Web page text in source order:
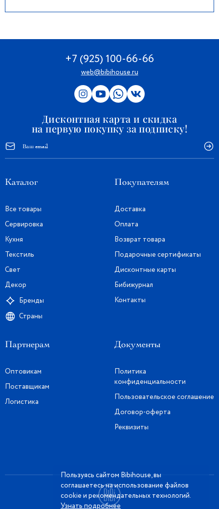
+7 (925) 100-66-66
web@bibihouse.ru
Дисконтная карта и скидка
на первую покупку за подписку!
Каталог
Все товары
Сервировка
Кухня
Текстиль
Свет
Декор
Бренды
Страны
Покупателям
Доставка
Оплата
Возврат товара
Подарочные сертификаты
Дисконтные карты
Бибижурнал
Контакты
Партнерам
Оптовикам
Поставщикам
Логистика
Документы
Политика
конфиденциальности
Пользовательское соглашение
Договор-оферта
Реквизиты
Пользуясь сайтом Bibihouse, вы
соглашаетесь на использование файлов
cookie и рекомендательных технологий.
Узнать подробнее